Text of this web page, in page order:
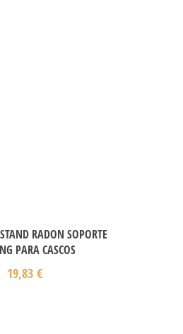
RADON SOPORTE
PARA CASCOS
19,83 €